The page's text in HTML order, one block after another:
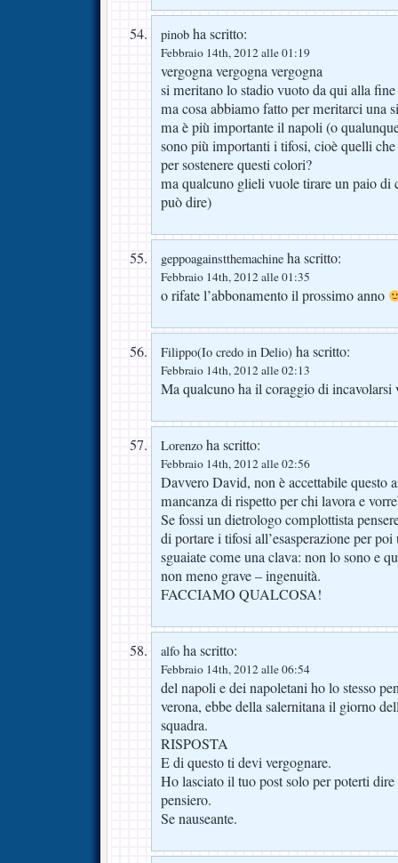
pinob ha scritto:
Febbraio 14th, 2012 alle 01:19
vergogna vergogna vergogna
si meritano lo stadio vuoto da qui alla
ma cosa abbiamo fatto per meritarci una
ma è più importante il napoli (o
sono più importanti i tifosi, cioè quelli
per sostenere questi colori?
ma qualcuno glieli vuole tirare un paio di
può dire)
geppoagainstthemachine ha scritto:
Febbraio 14th, 2012 alle 01:35
o rifate l’abbonamento il prossimo anno
Filippo(Io credo in Delio) ha scritto:
Febbraio 14th, 2012 alle 02:13
Ma qualcuno ha il coraggio di
Lorenzo ha scritto:
Febbraio 14th, 2012 alle 02:56
Davvero David, non è accettabile questo
mancanza di rispetto per chi lavora e
Se fossi un dietrologo complottista
di portare i tifosi all’esasperazione per
sguaiate come una clava: non lo sono e
non meno grave – ingenuità.
FACCIAMO QUALCOSA!
alfo ha scritto:
Febbraio 14th, 2012 alle 06:54
del napoli e dei napoletani ho lo stesso
verona, ebbe della salernitana il giorno
squadra.
RISPOSTA
E di questo ti devi vergognare.
Ho lasciato il tuo post solo per poterti
pensiero.
Se nauseante.